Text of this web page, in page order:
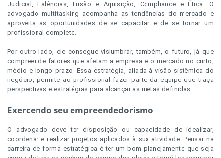
Judicial, Falências, Fusão e Aquisição, Compliance e Ética. O
advogado multitasking acompanha as tendências do mercado e
aproveita as oportunidades de se capacitar e de se tornar um
profissional completo.
Por outro lado, ele consegue vislumbrar, também, o futuro, já que
compreende fatores que afetam a empresa e o mercado no curto,
médio e longo prazo. Essa estratégia, aliada à visão sistêmica do
negócio, permite ao profissional fazer parte da equipe que traça
perspectivas e estratégias para alcançar as metas definidas.
Exercendo seu empreendedorismo
O advogado deve ter disposição ou capacidade de idealizar,
coordenar e realizar projetos aplicados à sua atividade. Pensar na
carreira de forma estratégica é ter um bom planejamento que seja